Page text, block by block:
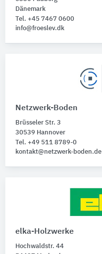
Dänemark
Tel. +45 7467 0600
info@froeslev.dk
Netzwerk-Boden
Brüsseler Str. 3
30539 Hannover
Tel. +49 511 8789-0
kontakt@netzwerk-boden.de
elka-Holzwerke
Hochwaldstr. 44